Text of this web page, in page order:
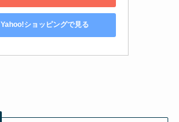
Yahoo!ショッピングで見る